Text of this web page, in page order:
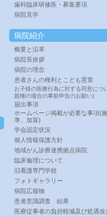
歯科臨床研修医・募集要項
病院見学
病院紹介
概要と沿革
病院長挨拶
病院の理念
患者さんの権利とこども憲章
お子様の医療行為に対する同意につ
親権の場合の事前申告のお願い)
届出事項
ホームページ掲載が必要な事項(
準、加算)
学会認定状況
個人情報保護方針
地域がん診療連携拠点病院
臨床倫理について
旧看護専門学校
フォトギャラリー
病院広報物
患者意識調査 結果
医療従事者の負担軽減及び処遇改